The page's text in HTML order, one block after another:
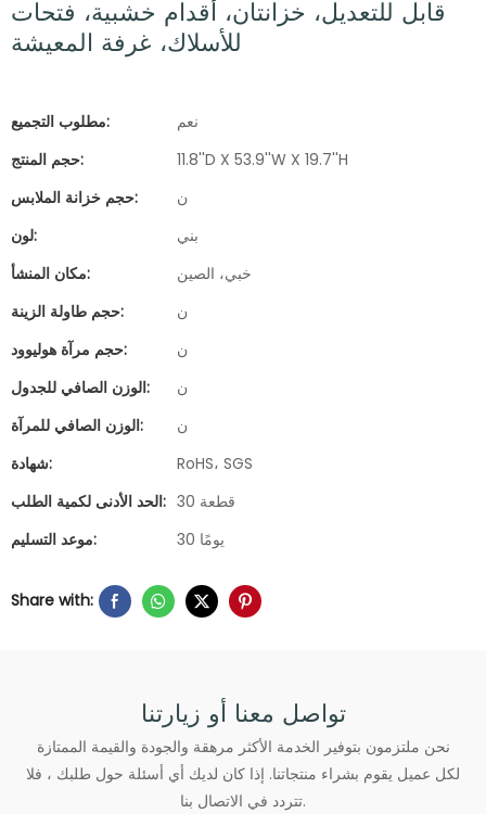
قابل للتعديل، خزانتان، أقدام خشبية، فتحات
للأسلاك، غرفة المعيشة
مطلوب التجميع:
نعم
حجم المنتج:
11.8''D X 53.9''W X 19.7''H
حجم خزانة الملابس:
ن
لون:
بني
مكان المنشأ:
خبي، الصين
حجم طاولة الزينة:
ن
حجم مرآة هوليوود:
ن
الوزن الصافي للجدول:
ن
الوزن الصافي للمرآة:
ن
شهادة:
RoHS، SGS
الحد الأدنى لكمية الطلب:
30 قطعة
موعد التسليم:
30 يومًا
Share with:
تواصل معنا أو زيارتنا
نحن ملتزمون بتوفير الخدمة الأكثر مرهقة والجودة والقيمة الممتازة
لكل عميل يقوم بشراء منتجاتنا. إذا كان لديك أي أسئلة حول طلبك ، فلا
تتردد في الاتصال بنا.